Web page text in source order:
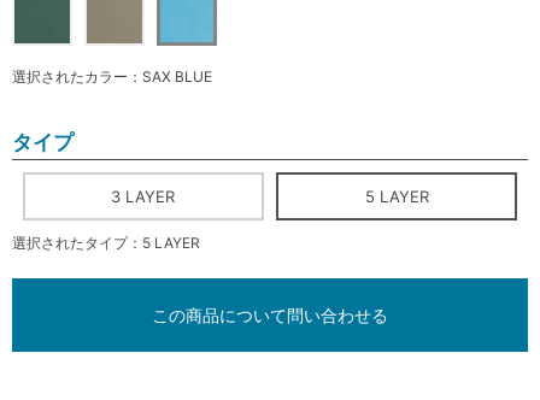
選択されたカラー：SAX BLUE
タイプ
3 LAYER 5 LAYER
選択されたタイプ：5 LAYER
この商品について問い合わせる